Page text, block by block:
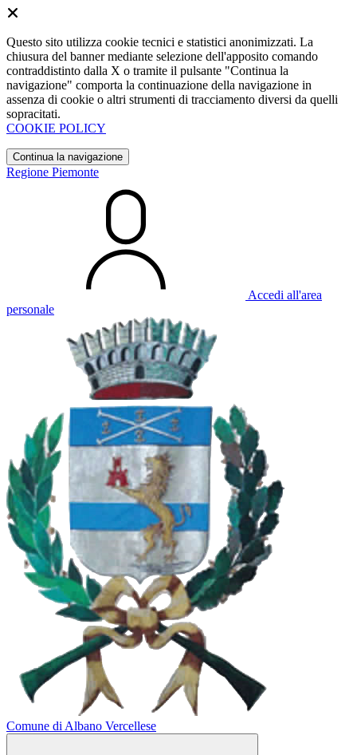
Questo sito utilizza cookie tecnici e statistici anonimizzati. La
chiusura del banner mediante selezione dell'apposito comando
contraddistinto dalla X o tramite il pulsante "Continua la
navigazione" comporta la continuazione della navigazione in
assenza di cookie o altri strumenti di tracciamento diversi da quelli
sopracitati.
COOKIE POLICY
Continua la navigazione
Regione Piemonte
Accedi all'area
personale
Comune di Albano Vercellese